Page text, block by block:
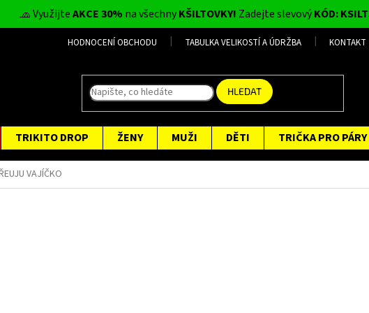
🧢 VyužijteAKCE 30% na všechnyKŠILTOVKY! Zadejte slevovýKÓD:
HODNOCENÍ OBCHODU TABULKA VELIKOSTÍ A ÚDRŽBA KONTAKT
HLEDAT
TRIKITO DROP ŽENY MUŽI DĚTI TRIČKA PRO PÁRY
VAJÍČKO